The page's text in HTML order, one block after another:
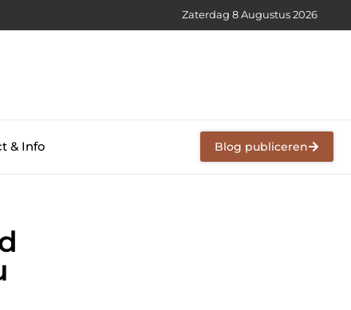
Zaterdag 8 Augustus 2026
& Info Blog publiceren